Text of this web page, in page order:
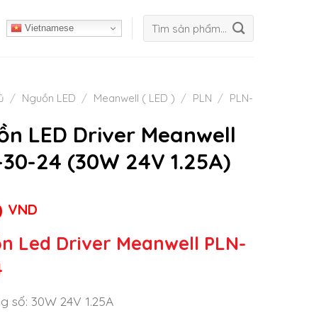
Vietnamese
kiếm:
/ Nguồn LED / Meanwell ( LED ) / PLN / PLN-
LED Driver Meanwell
24 (30W 24V 1.25A)
VND
Led Driver Meanwell PLN-
số: 30W 24V 1.25A